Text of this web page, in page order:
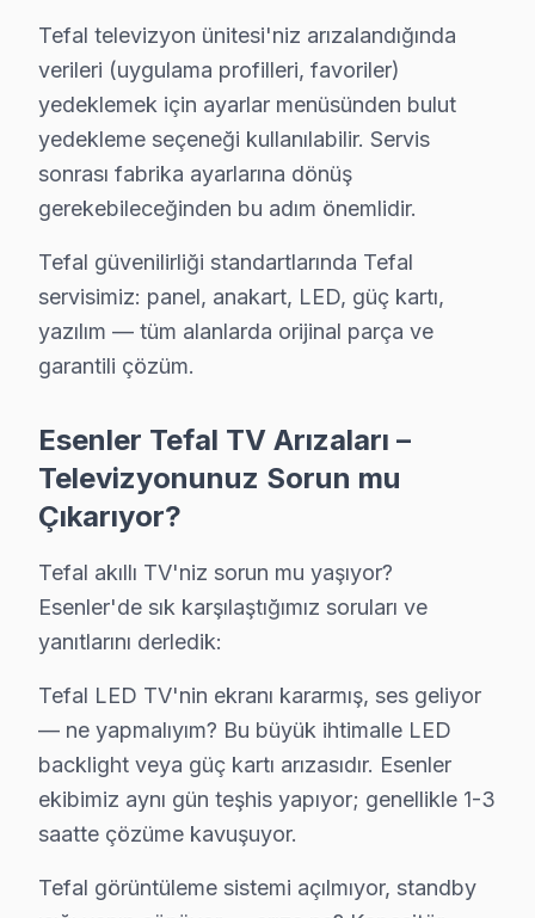
▸ Yazılım sorunu: BGA yeniden lehimleme veya
Esenler'de hangi belirtiyle gelirseniz gelin — teşhis
Tefal TV Teknik Rehberi: Panel, Teşhis ve
Tefal televizyonlarınızın tamir ve bakımında
Tefal akıllı TV Teknik Servis Rehberi
Tefal LED TV'lerde En Sık Karşılaşılan Arızalar
Tefal servisimizde en yaygın yazılım güncelleme
marka kalitesi ilkeleri doğrultusunda Tefal
Tefal TV Onarım Süreci
1. Müşteri bildirir, servis ekibi arıza semptomlarını
3. Arıza kaynağı tespit edilir: panel mi, anakart mı, güç
4. Yazılı fiyat teklifi sunulur; onay olmadan işlem
5. Orijinal veya OEM eşdeğer Tefal parça ile onarım
6. Tüm fonksiyonlar kapsamlı test edilir; garanti
Tefal televizyon paneli Bakım Tavsiyeleri
bu cihaz televizyon'ler için en yaygın kullanıcı
Tefal televizyon ünitesi'niz arızalandığında verileri
Tefal güvenilirliği standartlarında bu marka
Esenler Tefal TV Arızaları – Televizyonunuz
Tefal televizyon ünitesi'niz arızalandığında
verileri (uygulama profilleri, favoriler)
yedeklemek için ayarlar menüsünden bulut
yedekleme seçeneği kullanılabilir. Servis
sonrası fabrika ayarlarına dönüş
gerekebileceğinden bu adım önemlidir.
Tefal güvenilirliği standartlarında Tefal
servisimiz: panel, anakart, LED, güç kartı,
yazılım — tüm alanlarda orijinal parça ve
garantili çözüm.
Esenler Tefal TV Arızaları –
Televizyonunuz Sorun mu
Çıkarıyor?
Tefal akıllı TV'niz sorun mu yaşıyor?
Esenler'de sık karşılaştığımız soruları ve
yanıtlarını derledik:
Tefal LED TV'nin ekranı kararmış, ses geliyor
— ne yapmalıyım? Bu büyük ihtimalle LED
backlight veya güç kartı arızasıdır. Esenler
ekibimiz aynı gün teşhis yapıyor; genellikle 1-3
saatte çözüme kavuşuyor.
Tefal görüntüleme sistemi açılmıyor, standby